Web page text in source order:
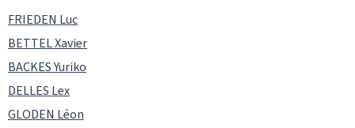
FRIEDEN Luc
BETTEL Xavier
BACKES Yuriko
DELLES Lex
GLODEN Léon